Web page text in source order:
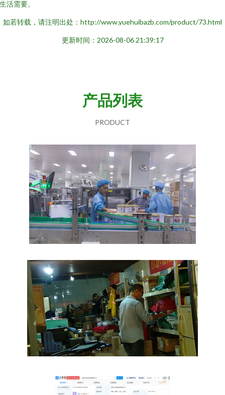
活需要。
如若转载，请注明出处：http://www.yuehuibazb.com/product/73.html
更新时间：2026-08-06 21:39:17
产品列表
PRODUCT